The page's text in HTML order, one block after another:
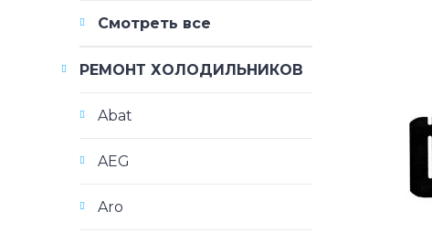
Смотреть все
РЕМОНТ ХОЛОДИЛЬНИКОВ
Abat
AEG
Aro